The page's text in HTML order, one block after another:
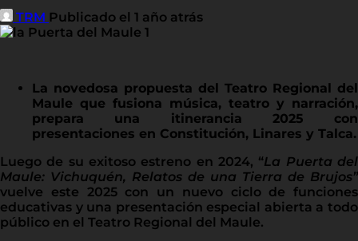
TRM Publicado el 1 año atrás
La novedosa propuesta del Teatro Regional del
Maule que fusiona música, teatro y narración,
prepara una itinerancia 2025 con
presentaciones en Constitución, Linares y Talca.
Luego de su exitoso estreno en 2024, “La Puerta del
Maule: Vichuquén, Relatos de una Tierra de Brujos”
vuelve este 2025 con un nuevo ciclo de funciones
educativas y una presentación especial abierta a todo
público en el Teatro Regional del Maule.